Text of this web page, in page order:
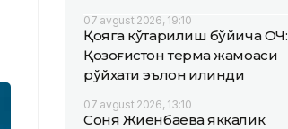
07 avgust 2026, 19:10
Қояга кўтарилиш бўйича ОЧ:
Қозоғистон терма жамоаси
рўйхати эълон қилинди
07 avgust 2026, 13:10
Соня Жиенбаева яккалик